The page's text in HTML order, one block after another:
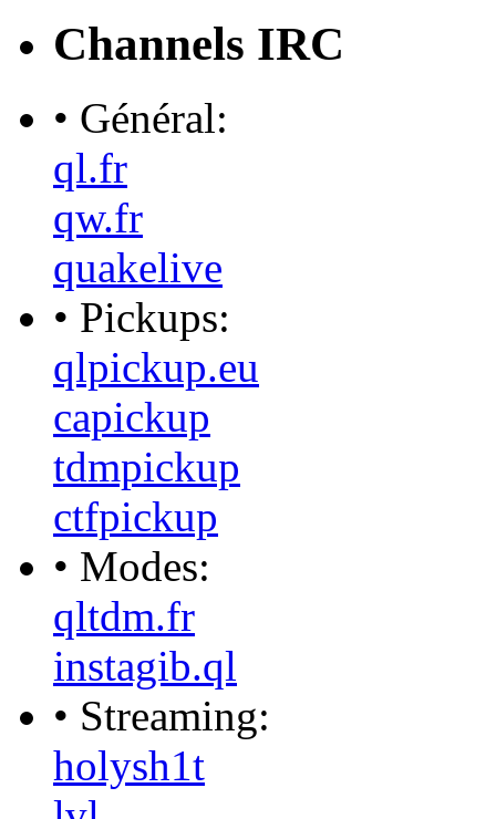
Channels IRC
• Général:
ql.fr
qw.fr
quakelive
• Pickups:
qlpickup.eu
capickup
tdmpickup
ctfpickup
• Modes:
qltdm.fr
instagib.ql
• Streaming:
holysh1t